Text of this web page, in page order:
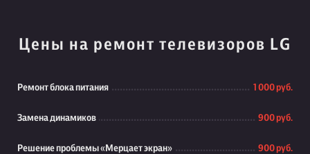
Цены на ремонт телевизоров LG
Ремонт блока питания 1 000 руб.
Замена динамиков 900 руб.
Решение проблемы «Мерцает экран» 900 руб.